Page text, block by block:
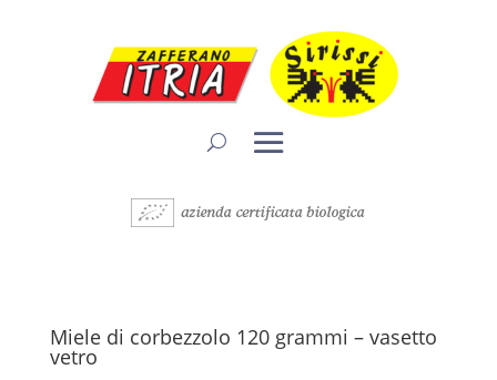
Miele di corbezzolo 120 grammi – vasetto
vetro